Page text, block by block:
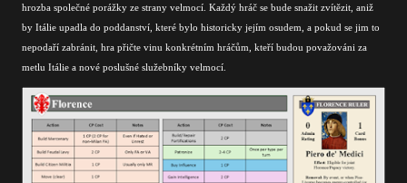
hrozba společné porážky ze strany velmocí. Každý hráč se bude snažit zvítězit, aniž
by Itálie upadla do poddanství, které bylo historicky jejím osudem, a pokud se jim to
nepodaří zabránit, hra přičte vinu konkrétním hráčům, kteří budou považováni za
metlu Itálie a nové poslušné služebníky velmocí.